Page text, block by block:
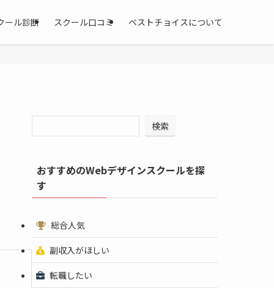
ール診断 スクール口コミ ベストチョイスについて
検索
おすすめのWebデザインスクールを探
す
総合人気
副収入がほしい
転職したい